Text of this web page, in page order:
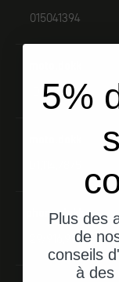
015041394
D1,112,196
phone.dokk
29/916,913
5%
Plus des
de
conseils
à des